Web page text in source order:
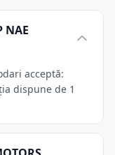
NAE
acceptă:
dispune de 1